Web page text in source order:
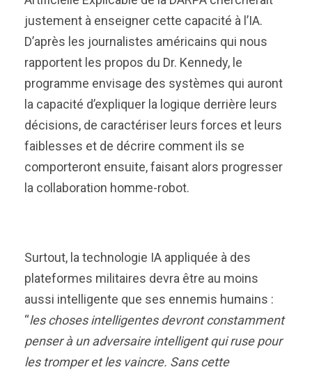
justement à enseigner cette capacité à l’IA.
D’après les journalistes américains qui nous
rapportent les propos du Dr. Kennedy, le
programme envisage des systèmes qui auront
la capacité d’expliquer la logique derrière leurs
décisions, de caractériser leurs forces et leurs
faiblesses et de décrire comment ils se
comporteront ensuite, faisant alors progresser
la collaboration homme-robot.
Surtout, la technologie IA appliquée à des
plateformes militaires devra être au moins
aussi intelligente que ses ennemis humains :
“les choses intelligentes devront constamment
penser à un adversaire intelligent qui ruse pour
les tromper et les vaincre. Sans cette